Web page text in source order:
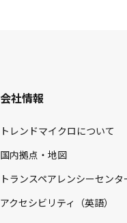
会社情報
トレンドマイクロについて
国内拠点・地図
トランスペアレンシーセンタ
アクセシビリティ（英語）